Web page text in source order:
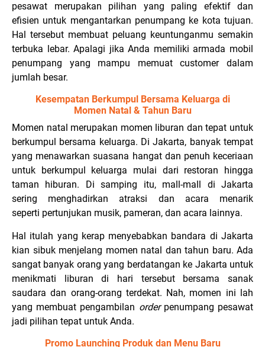
pesawat merupakan pilihan yang paling efektif dan
efisien untuk mengantarkan penumpang ke kota tujuan.
Hal tersebut membuat peluang keuntunganmu semakin
terbuka lebar. Apalagi jika Anda memiliki armada mobil
penumpang yang mampu memuat customer dalam
jumlah besar.
Kesempatan Berkumpul Bersama Keluarga di
Momen Natal & Tahun Baru
Momen natal merupakan momen liburan dan tepat untuk
berkumpul bersama keluarga. Di Jakarta, banyak tempat
yang menawarkan suasana hangat dan penuh keceriaan
untuk berkumpul keluarga mulai dari restoran hingga
taman hiburan. Di samping itu, mall-mall di Jakarta
sering menghadirkan atraksi dan acara menarik
seperti pertunjukan musik, pameran, dan acara lainnya.
Hal itulah yang kerap menyebabkan bandara di Jakarta
kian sibuk menjelang momen natal dan tahun baru. Ada
sangat banyak orang yang berdatangan ke Jakarta untuk
menikmati liburan di hari tersebut bersama sanak
saudara dan orang-orang terdekat. Nah, momen ini lah
yang membuat pengambilan orderpenumpang pesawat
jadi pilihan tepat untuk Anda.
Promo Launching Produk dan Menu Baru